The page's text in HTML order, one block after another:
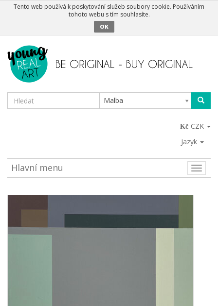
Tento web používá k poskytování služeb soubory cookie. Používáním
tohoto webu s tím souhlasíte.
OK
Malba
CZK
Jazyk
Toggle
Hlavní menu